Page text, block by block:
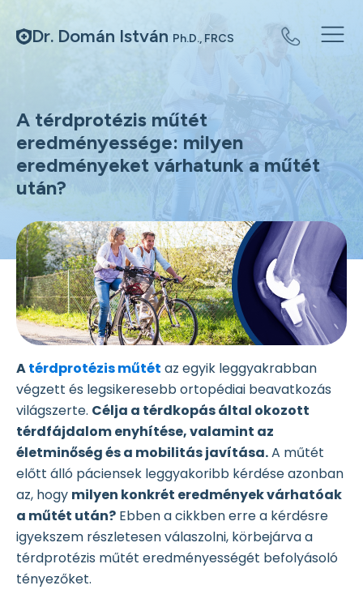
Dr. Domán István Ph.D., FRCS
A térdprotézis műtét
eredményessége: milyen
eredményeket várhatunk a műtét
után?
Atérdprotézis műtét az egyik leggyakrabban
végzett és legsikeresebb ortopédiai beavatkozás
világszerte. Célja a térdkopás által okozott
térdfájdalom enyhítése, valamint az
életminőség és a mobilitás javítása.A műtét
előtt álló páciensek leggyakoribb kérdése azonban
az, hogy milyen konkrét eredmények várhatóak
a műtét után? Ebben a cikkben erre a kérdésre
igyekszem részletesen válaszolni, körbejárva a
térdprotézis műtét eredményességét befolyásoló
tényezőket.